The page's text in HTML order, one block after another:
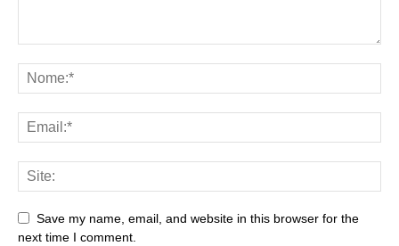
Save my name, email, and website in this browser for the
next time I comment.